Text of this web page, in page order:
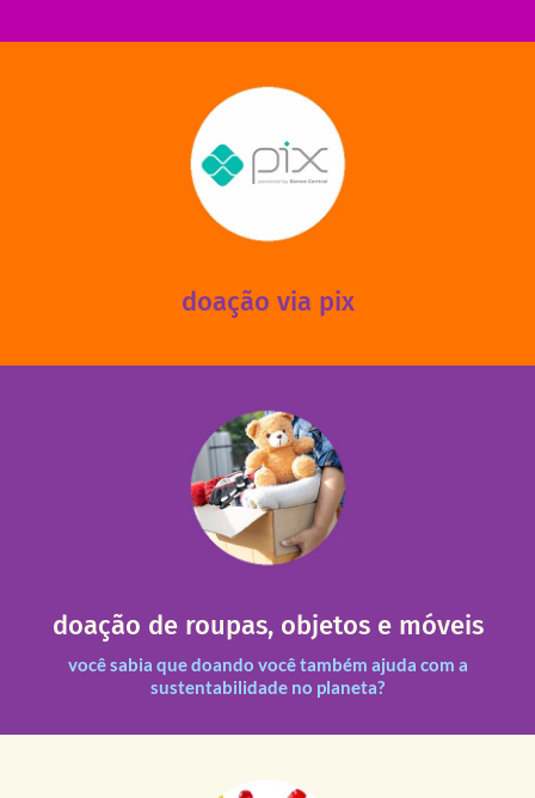
doação via pix
via PIX? Elas também são muito importantes para
mantermos nossas unidades em funcionamento!
saiba mais
doação de roupas, objetos e móveis
você sabia que doando você também ajuda com a
sustentabilidade no planeta?
entre nossas unidades assim como outras instituições
Você pode doar esses itens na Rua Belmonte, 547 – Vila
Leopoldina – De segunda a sexta, das 8h30 às 11h30 e
das 13h30 às 17h30 (sextas até às 16h30).
fale conosco